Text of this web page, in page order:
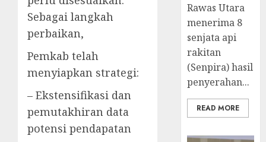
Sebagai langkah
perbaikan,
Pemkab telah
menyiapkan strategi:
– Ekstensifikasi dan
pemutakhiran data
potensi pendapatan
Rawas Utara
menerima 8
senjata api
rakitan
(Senpira) hasil
penyerahan...
READ MORE